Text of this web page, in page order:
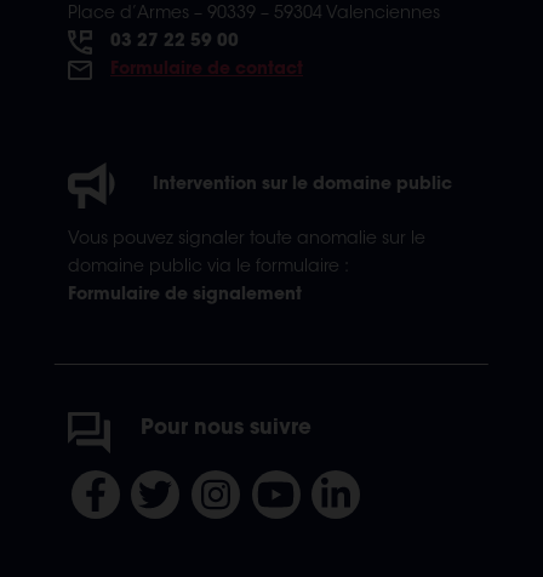
Place d’Armes – 90339 – 59304 Valenciennes
03 27 22 59 00
Formulaire de contact
Intervention sur le domaine public
Vous pouvez signaler toute anomalie sur le
domaine public via le formulaire :
Formulaire de signalement
Pour nous suivre